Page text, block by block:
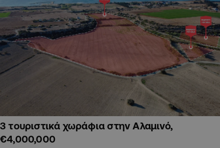
3 τουριστικά χωράφια στην Αλαμινό,
€4,000,000